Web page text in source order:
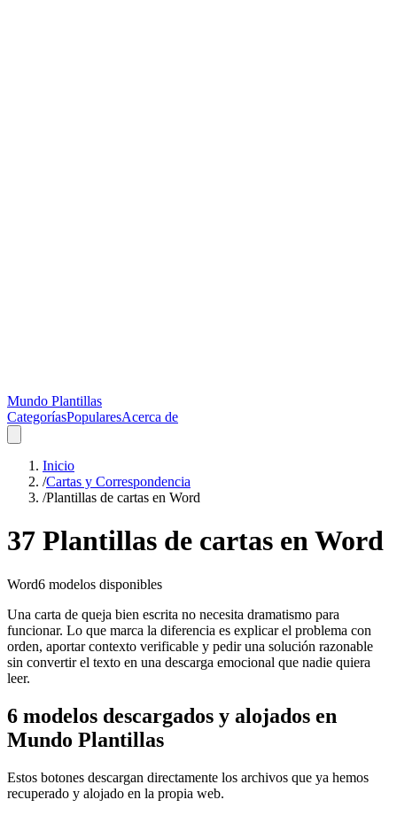
Mundo Plantillas
CategoríasPopularesAcerca de
Inicio
/Cartas y Correspondencia
/Plantillas de cartas en Word
37 Plantillas de cartas en Word
Word6 modelos disponibles
Una carta de queja bien escrita no necesita dramatismo para
funcionar. Lo que marca la diferencia es explicar el problema con
orden, aportar contexto verificable y pedir una solución razonable
sin convertir el texto en una descarga emocional que nadie quiera
leer.
6 modelos descargados y alojados en
Mundo Plantillas
Estos botones descargan directamente los archivos que ya hemos
recuperado y alojado en la propia web.